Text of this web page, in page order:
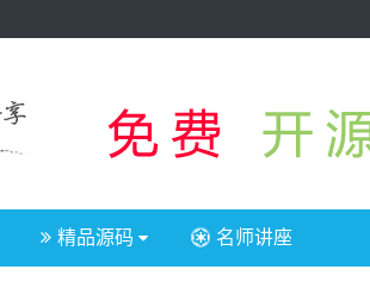
精品源码 名师讲座